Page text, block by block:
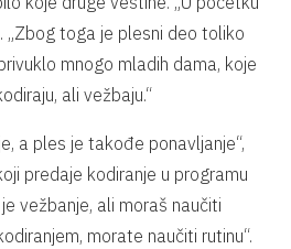
„Zbog toga je plesni deo toliko
mnogo mladih dama, koje
ali vežbaju.“
a ples je takođe ponavljanje“,
predaje kodiranje u programu
je vežbanje, ali moraš naučiti
morate naučiti rutinu“.